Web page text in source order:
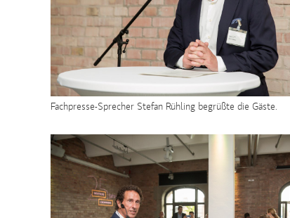
Fachpresse-Sprecher Stefan Rühling begrüßte die Gäste.